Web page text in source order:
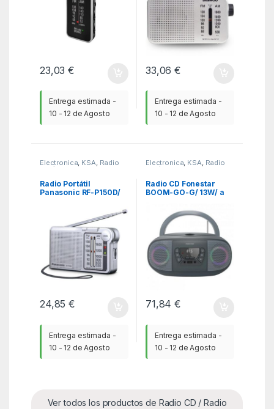
23,03€
Entrega estimada -
10 - 12 de Agosto
33,06€
Entrega estimada -
10 - 12 de Agosto
Electronica KSA Radio
CD / Radio de bolsillo
Radio Portátil
Panasonic RF-P150D/
24,85€
Entrega estimada -
10 - 12 de Agosto
Electronica KSA Radio
CD / Radio de bolsillo
Radio CD Fonestar
BOOM-GO-G/ 13W/ a
71,84€
Entrega estimada -
10 - 12 de Agosto
Ver todos los productos de Radio CD / Radio